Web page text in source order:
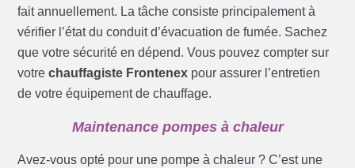
fait annuellement. La tâche consiste principalement à
vérifier l’état du conduit d’évacuation de fumée. Sachez
que votre sécurité en dépend. Vous pouvez compter sur
votrechauffagiste Frontenex pour assurer l’entretien
de votre équipement de chauffage.
Maintenance pompes à chaleur
Avez-vous opté pour une pompe à chaleur ? C’est une